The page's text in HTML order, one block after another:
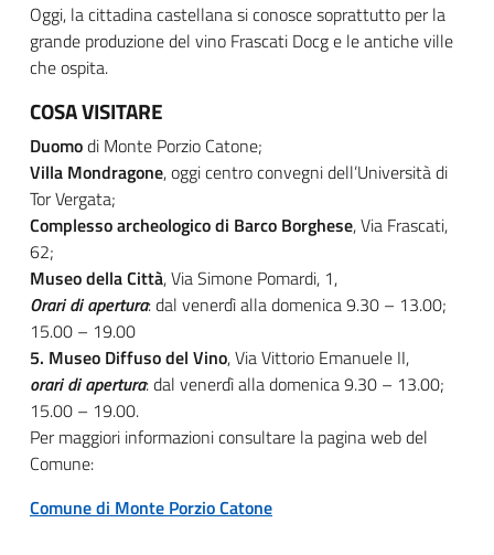
Oggi, la cittadina castellana si conosce soprattutto per la
grande produzione del vino Frascati Docg e le antiche ville
che ospita.
COSA VISITARE
Duomodi Monte Porzio Catone;
Villa Mondragone, oggi centro convegni dell’Università di
Tor Vergata;
Complesso archeologico di Barco Borghese, Via Frascati,
62;
Museo della Città, Via Simone Pomardi, 1,
Orari di apertura: dal venerdì alla domenica 9.30 – 13.00;
15.00 – 19.00
5. Museo Diffuso del Vino, Via Vittorio Emanuele II,
orari di apertura: dal venerdì alla domenica 9.30 – 13.00;
15.00 – 19.00.
Per maggiori informazioni consultare la pagina web del
Comune:
Comune di Monte Porzio Catone